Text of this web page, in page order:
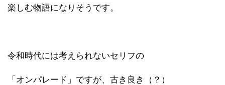
楽しむ物語になりそうです。
令和時代には考えられないセリフの
「オンパレード」ですが、古き良き（？）